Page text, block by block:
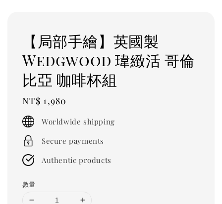
【局部手繪】英國製
Wedgwood 瑋緻活 哥倫
比亞 咖啡杯組
Regular
price
NT$ 1,980
Worldwide shipping
Secure payments
Authentic products
數量